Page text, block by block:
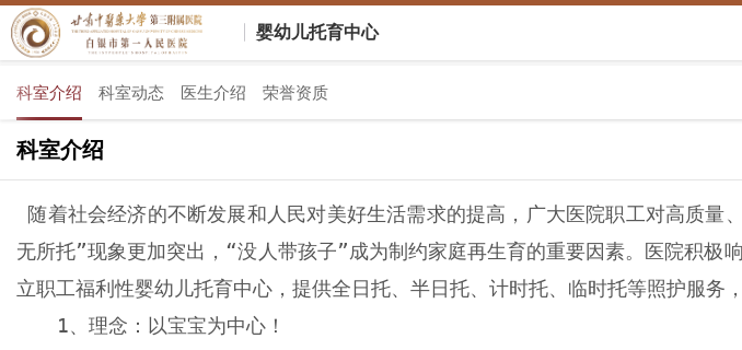
婴幼儿托育中心
科室介绍 科室动态 医生介绍 荣誉资质
科室介绍
随着社会经济的不断发展和人民对美好生活需求的提高，广大医院职工对高质
无所托”现象更加突出，“没人带孩子”成为制约家庭再生育的重要因素。医院积
立职工福利性婴幼儿托育中心，提供全日托、半日托、计时托、临时托等照护服务
1、理念：以宝宝为中心！